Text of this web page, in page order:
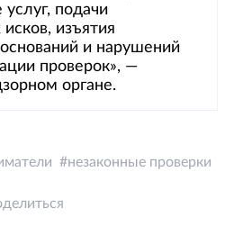
услуг, подачи
изъятия
и нарушений
проверок», —
органе.
незаконные проверки